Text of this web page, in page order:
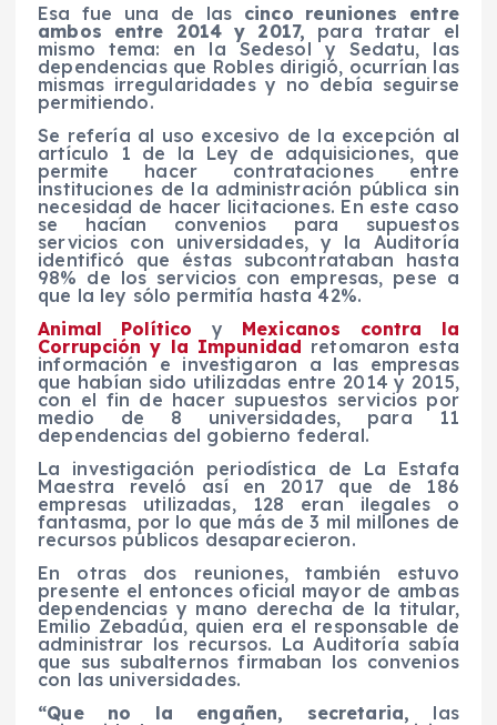
Esa fue una de las cinco reuniones entre
ambos entre 2014 y 2017, para tratar el
mismo tema: en la Sedesol y Sedatu, las
dependencias que Robles dirigió, ocurrían las
mismas irregularidades y no debía seguirse
permitiendo.
Se refería al uso excesivo de la excepción al
artículo 1 de la Ley de adquisiciones, que
permite hacer contrataciones entre
instituciones de la administración pública sin
necesidad de hacer licitaciones. En este caso
se hacían convenios para supuestos
servicios con universidades, y la Auditoría
identificó que éstas subcontrataban hasta
98% de los servicios con empresas, pese a
que la ley sólo permitía hasta 42%.
Animal Político y Mexicanos contra la
Corrupción y la Impunidad retomaron esta
información e investigaron a las empresas
que habían sido utilizadas entre 2014 y 2015,
con el fin de hacer supuestos servicios por
medio de 8 universidades, para 11
dependencias del gobierno federal.
La investigación periodística de La Estafa
Maestra reveló así en 2017 que de 186
empresas utilizadas, 128 eran ilegales o
fantasma, por lo que más de 3 mil millones de
recursos públicos desaparecieron.
En otras dos reuniones, también estuvo
presente el entonces oficial mayor de ambas
dependencias y mano derecha de la titular,
Emilio Zebadúa, quien era el responsable de
administrar los recursos. La Auditoría sabía
que sus subalternos firmaban los convenios
con las universidades.
“Que no la engañen, secretaria, las